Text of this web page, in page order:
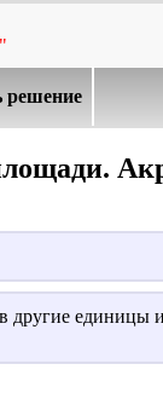
решение
другие единицы